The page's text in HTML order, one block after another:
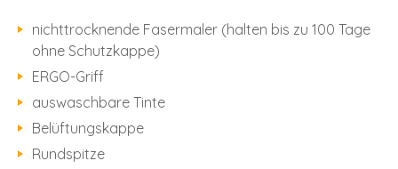
nichttrocknende Fasermaler (halten bis zu 100 Tage
ohne Schutzkappe)
ERGO-Griff
auswaschbare Tinte
Belüftungskappe
Rundspitze